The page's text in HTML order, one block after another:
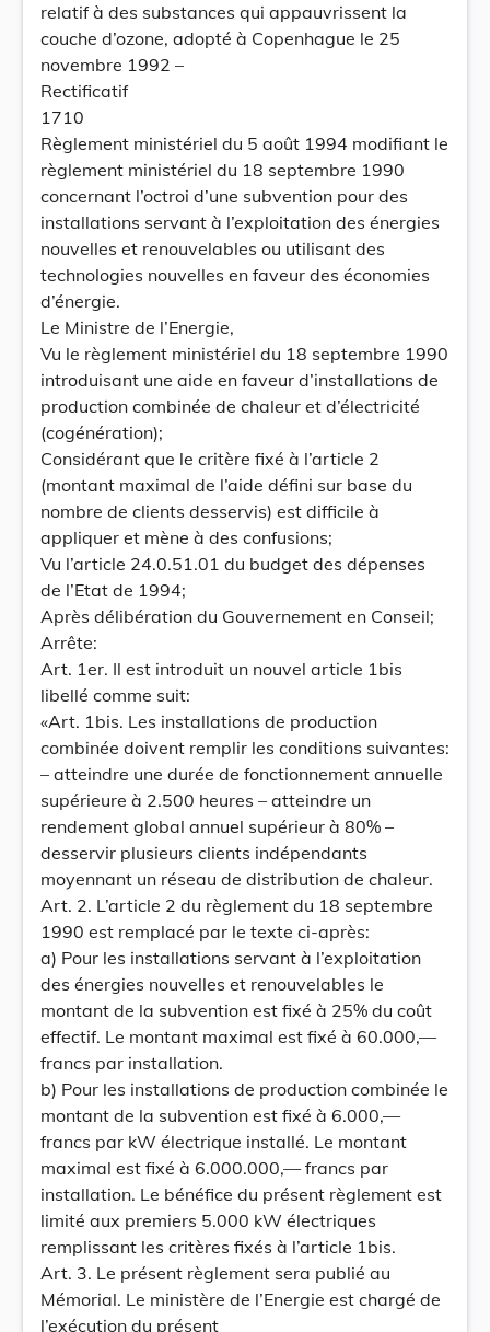
relatif à des substances qui appauvrissent la
couche d’ozone, adopté à Copenhague le 25
novembre 1992 –
Rectificatif
1710
Règlement ministériel du 5 août 1994 modifiant le
règlement ministériel du 18 septembre 1990
concernant l’octroi d’une subvention pour des
installations servant à l’exploitation des énergies
nouvelles et renouvelables ou utilisant des
technologies nouvelles en faveur des économies
d’énergie.
Le Ministre de l’Energie,
Vu le règlement ministériel du 18 septembre 1990
introduisant une aide en faveur d’installations de
production combinée de chaleur et d’électricité
(cogénération);
Considérant que le critère fixé à l’article 2
(montant maximal de l’aide défini sur base du
nombre de clients desservis) est difficile à
appliquer et mène à des confusions;
Vu l’article 24.0.51.01 du budget des dépenses
de l’Etat de 1994;
Après délibération du Gouvernement en Conseil;
Arrête:
Art. 1er. Il est introduit un nouvel article 1bis
libellé comme suit:
«Art. 1bis. Les installations de production
combinée doivent remplir les conditions suivantes:
– atteindre une durée de fonctionnement annuelle
supérieure à 2.500 heures – atteindre un
rendement global annuel supérieur à 80% –
desservir plusieurs clients indépendants
moyennant un réseau de distribution de chaleur.
Art. 2. L’article 2 du règlement du 18 septembre
1990 est remplacé par le texte ci-après:
a) Pour les installations servant à l’exploitation
des énergies nouvelles et renouvelables le
montant de la subvention est fixé à 25% du coût
effectif. Le montant maximal est fixé à 60.000,—
francs par installation.
b) Pour les installations de production combinée le
montant de la subvention est fixé à 6.000,—
francs par kW électrique installé. Le montant
maximal est fixé à 6.000.000,— francs par
installation. Le bénéfice du présent règlement est
limité aux premiers 5.000 kW électriques
remplissant les critères fixés à l’article 1bis.
Art. 3. Le présent règlement sera publié au
Mémorial. Le ministère de l’Energie est chargé de
l’exécution du présent